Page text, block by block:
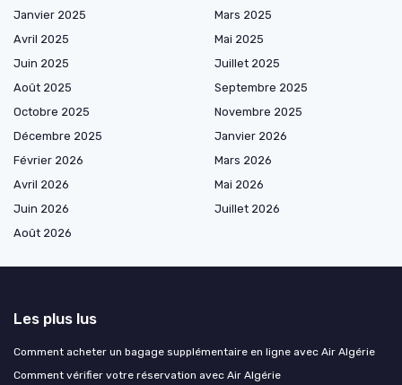
Janvier 2025
Mars 2025
Avril 2025
Mai 2025
Juin 2025
Juillet 2025
Août 2025
Septembre 2025
Octobre 2025
Novembre 2025
Décembre 2025
Janvier 2026
Février 2026
Mars 2026
Avril 2026
Mai 2026
Juin 2026
Juillet 2026
Août 2026
Les plus lus
Comment acheter un bagage supplémentaire en ligne avec Air Algérie
Comment vérifier votre réservation avec Air Algérie